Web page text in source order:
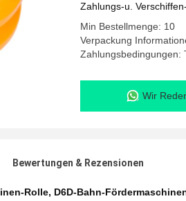
Zahlungs-u.
Min Bestellmenge: 10
Verpackung
Zahlungsbedingungen:
Wir
Bewertungen & Rezensionen
Rolle, D6D-Bahn-